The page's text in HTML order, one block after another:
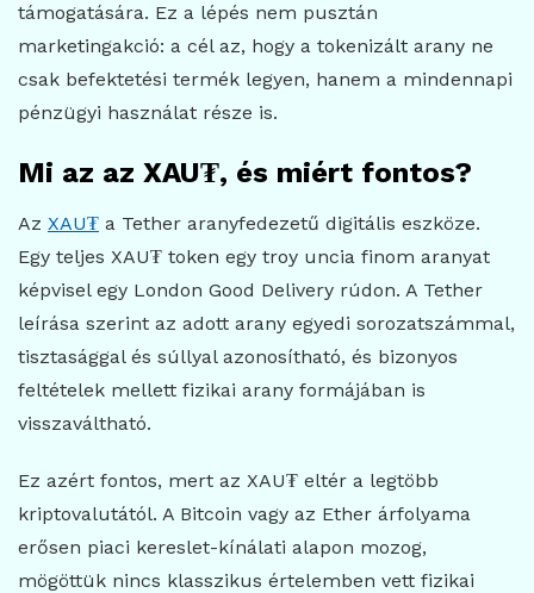
támogatására. Ez a lépés nem pusztán
marketingakció: a cél az, hogy a tokenizált arany ne
csak befektetési termék legyen, hanem a mindennapi
pénzügyi használat része is.
Mi az az XAU₮, és miért fontos?
Az XAU₮ a Tether aranyfedezetű digitális eszköze.
Egy teljes XAU₮ token egy troy uncia finom aranyat
képvisel egy London Good Delivery rúdon. A Tether
leírása szerint az adott arany egyedi sorozatszámmal,
tisztasággal és súllyal azonosítható, és bizonyos
feltételek mellett fizikai arany formájában is
visszaváltható.
Ez azért fontos, mert az XAU₮ eltér a legtöbb
kriptovalutától. A Bitcoin vagy az Ether árfolyama
erősen piaci kereslet-kínálati alapon mozog,
mögöttük nincs klasszikus értelemben vett fizikai